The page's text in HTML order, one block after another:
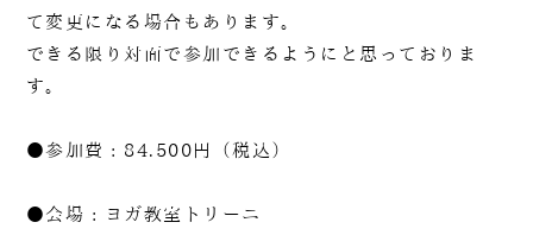
て変更になる場合もあります。
できる限り対面で参加できるようにと思っておりま
す。
●参加費 : 84.500円（税込）
●会場 : ヨガ教室トリーニ